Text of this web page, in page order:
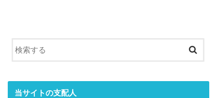
当サイトの支配人